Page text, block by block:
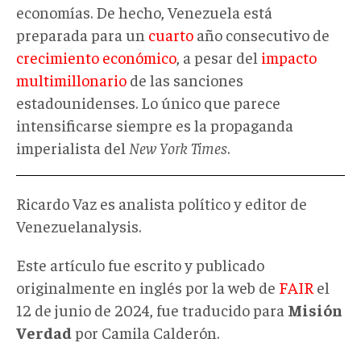
economías. De hecho, Venezuela está
preparada para un cuarto año consecutivo de
crecimiento económico , a pesar del impacto
multimillonario de las sanciones
estadounidenses. Lo único que parece
intensificarse siempre es la propaganda
imperialista del New York Times.
Ricardo Vaz es analista político y editor de
Venezuelanalysis.
Este artículo fue escrito y publicado
originalmente en inglés por la web de FAIR el
12 de junio de 2024, fue traducido para Misión
Verdad por Camila Calderón.